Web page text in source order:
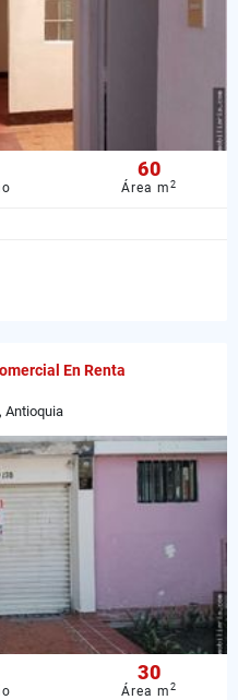
60
Área m2
En Renta
Antioquia
30
Área m2